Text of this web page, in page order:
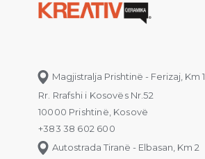
Magjistralja Prishtinë - Ferizaj, Km 1
Rr. Rrafshi i Kosovës Nr.52
10000 Prishtinë, Kosovë
+383 38 602 600
Autostrada Tiranë - Elbasan, Km 2